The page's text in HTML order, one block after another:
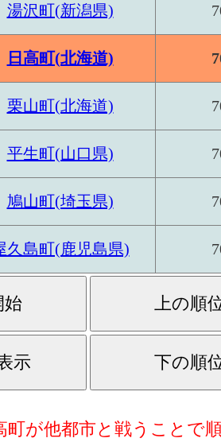
湯沢町(新潟県)
日高町(北海道)
栗山町(北海道)
平生町(山口県)
鳩山町(埼玉県)
久島町(鹿児島県)
町が他都市と戦うことで